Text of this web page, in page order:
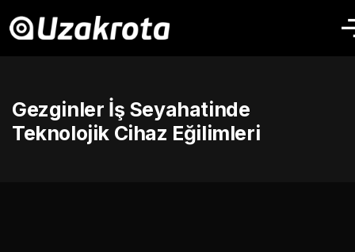
Gezginler İş Seyahatinde
Teknolojik Cihaz Eğilimleri